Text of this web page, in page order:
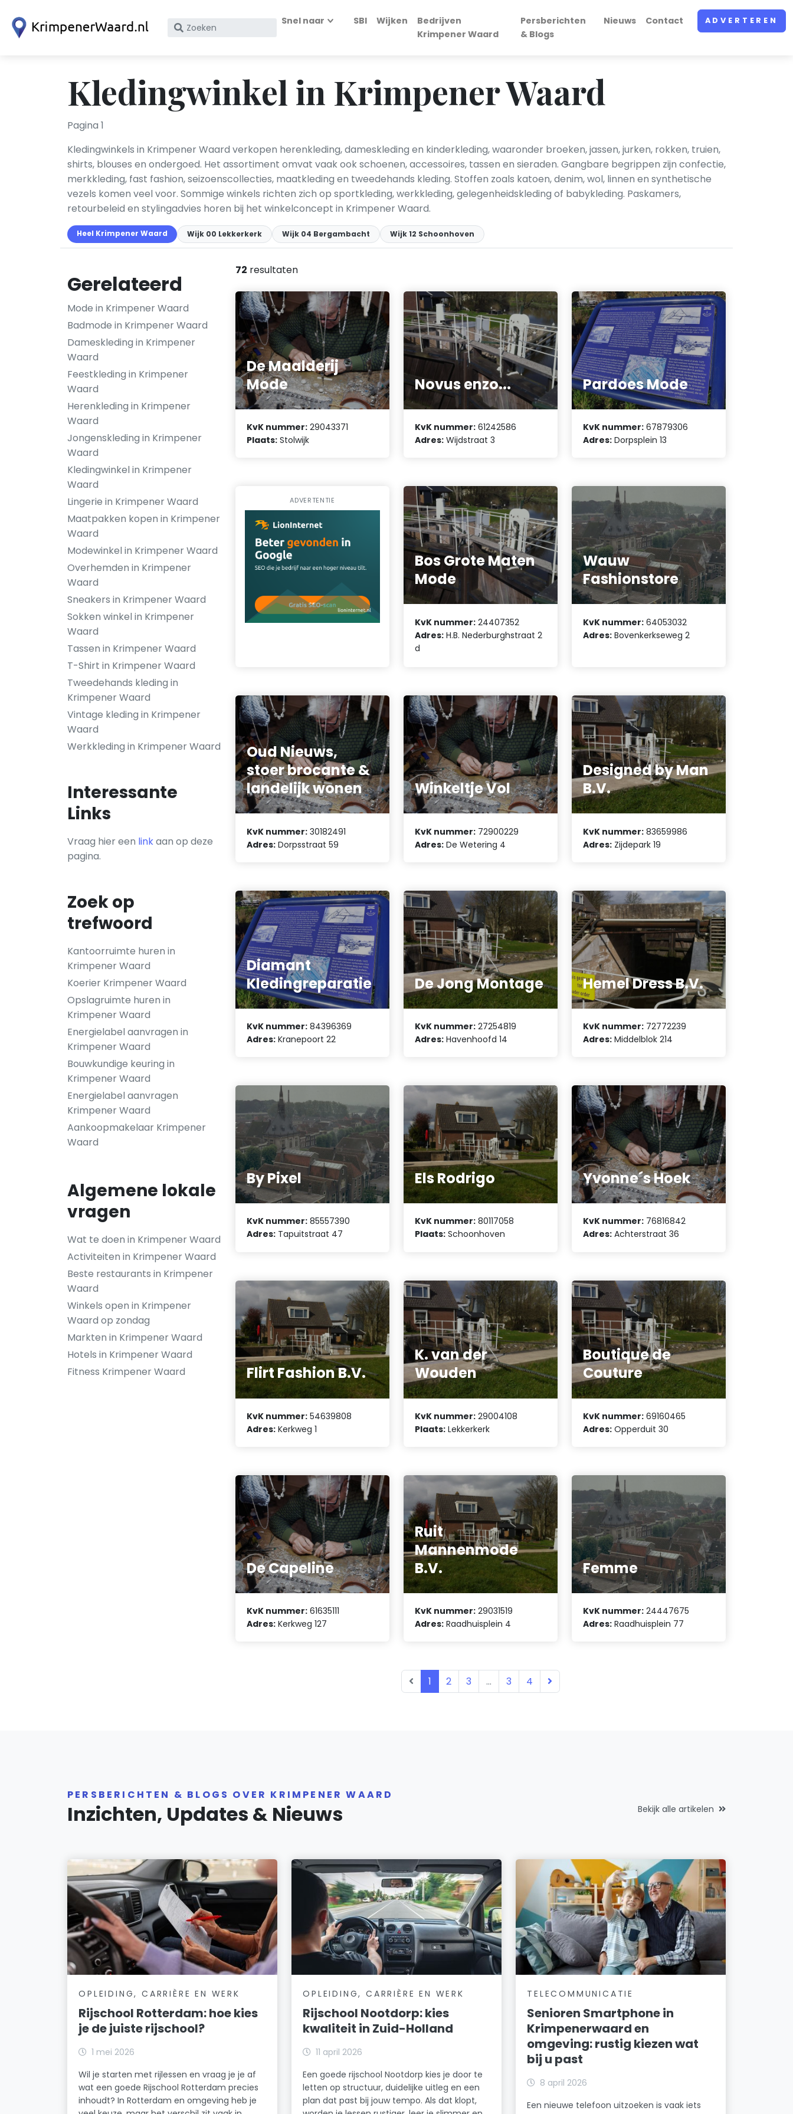
Zoek
KvK
nummer
Snel naar SBI Wijken
Bedrijven
Krimpener Waard
Persberichten
& Blogs
Nieuws Contact ADVERTEREN
Kledingwinkel in Krimpener Waard
Pagina 1
Kledingwinkels in Krimpener Waard verkopen herenkleding, dameskleding en kinderkleding, waaronder broeken, jassen, jurken, rokken, truien,
shirts, blouses en ondergoed. Het assortiment omvat vaak ook schoenen, accessoires, tassen en sieraden. Gangbare begrippen zijn confectie,
merkkleding, fast fashion, seizoenscollecties, maatkleding en tweedehands kleding. Stoffen zoals katoen, denim, wol, linnen en synthetische
vezels komen veel voor. Sommige winkels richten zich op sportkleding, werkkleding, gelegenheidskleding of babykleding. Paskamers,
retourbeleid en stylingadvies horen bij het winkelconcept in Krimpener Waard.
Heel Krimpener Waard Wijk 00 Lekkerkerk Wijk 04 Bergambacht Wijk 12 Schoonhoven
Gerelateerd
Mode in Krimpener Waard
Badmode in Krimpener Waard
Dameskleding in Krimpener
Waard
Feestkleding in Krimpener
Waard
Herenkleding in Krimpener
Waard
Jongenskleding in Krimpener
Waard
Kledingwinkel in Krimpener
Waard
Lingerie in Krimpener Waard
Maatpakken kopen in Krimpener
Waard
Modewinkel in Krimpener Waard
Overhemden in Krimpener
Waard
Sneakers in Krimpener Waard
Sokken winkel in Krimpener
Waard
Tassen in Krimpener Waard
T-Shirt in Krimpener Waard
Tweedehands kleding in
Krimpener Waard
Vintage kleding in Krimpener
Waard
Werkkleding in Krimpener Waard
Interessante
Links
Vraag hier een linkaan op deze
pagina.
Zoek op
trefwoord
Kantoorruimte huren in
Krimpener Waard
Koerier Krimpener Waard
Opslagruimte huren in
Krimpener Waard
Energielabel aanvragen in
Krimpener Waard
Bouwkundige keuring in
Krimpener Waard
Energielabel aanvragen
Krimpener Waard
Aankoopmakelaar Krimpener
Waard
Algemene lokale
vragen
Wat te doen in Krimpener Waard
Activiteiten in Krimpener Waard
Beste restaurants in Krimpener
Waard
Winkels open in Krimpener
Waard op zondag
Markten in Krimpener Waard
Hotels in Krimpener Waard
Fitness Krimpener Waard
72 resultaten
De Maalderij
Mode
KvK nummer: 29043371
Plaats: Stolwijk
Novus enzo...
KvK nummer: 61242586
Adres: Wijdstraat 3
Pardoes Mode
KvK nummer: 67879306
Adres: Dorpsplein 13
ADVERTENTIE
Bos Grote Maten
Mode
KvK nummer: 24407352
Adres: H.B. Nederburghstraat 2
d
Wauw
Fashionstore
KvK nummer: 64053032
Adres: Bovenkerkseweg 2
Oud Nieuws,
stoer brocante &
landelijk wonen
KvK nummer: 30182491
Adres: Dorpsstraat 59
Winkeltje Vol
KvK nummer: 72900229
Adres: De Wetering 4
Designed by Man
B.V.
KvK nummer: 83659986
Adres: Zijdepark 19
Diamant
Kledingreparatie
KvK nummer: 84396369
Adres: Kranepoort 22
De Jong Montage
KvK nummer: 27254819
Adres: Havenhoofd 14
Hemel Dress B.V.
KvK nummer: 72772239
Adres: Middelblok 214
By Pixel
KvK nummer: 85557390
Adres: Tapuitstraat 47
Els Rodrigo
KvK nummer: 80117058
Plaats: Schoonhoven
Yvonne´s Hoek
KvK nummer: 76816842
Adres: Achterstraat 36
Flirt Fashion B.V.
KvK nummer: 54639808
Adres: Kerkweg 1
K. van der
Wouden
KvK nummer: 29004108
Plaats: Lekkerkerk
Boutique de
Couture
KvK nummer: 69160465
Adres: Opperduit 30
De Capeline
KvK nummer: 61635111
Adres: Kerkweg 127
Ruit
Mannenmode
B.V.
KvK nummer: 29031519
Adres: Raadhuisplein 4
Femme
KvK nummer: 24447675
Adres: Raadhuisplein 77
1 2 3 ... 3 4
PERSBERICHTEN & BLOGS OVER KRIMPENER WAARD
Inzichten, Updates & Nieuws Bekijk alle artikelen
OPLEIDING, CARRIÈRE EN WERK
Rijschool Rotterdam: hoe kies
je de juiste rijschool?
1 mei 2026
Wil je starten met rijlessen en vraag je je af
wat een goede Rijschool Rotterdam precies
inhoudt? In Rotterdam en omgeving heb je
OPLEIDING, CARRIÈRE EN WERK
Rijschool Nootdorp: kies
kwaliteit in Zuid-Holland
11 april 2026
Een goede rijschool Nootdorp kies je door te
letten op structuur, duidelijke uitleg en een
plan dat past bij jouw tempo. Als dat klopt,
TELECOMMUNICATIE
Senioren Smartphone in
Krimpenerwaard en
omgeving: rustig kiezen wat
bij u past
8 april 2026
Een nieuwe telefoon uitzoeken is vaak iets